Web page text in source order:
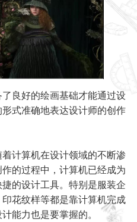
了良好的绘画基础才能通过设
式准确地表达设计师的创作
着计算机在设计领域的不断渗
的过程中，计算机已经成为
的设计工具。特别是服装企
花纹样等都是靠计算机完成
能力也是要掌握的。